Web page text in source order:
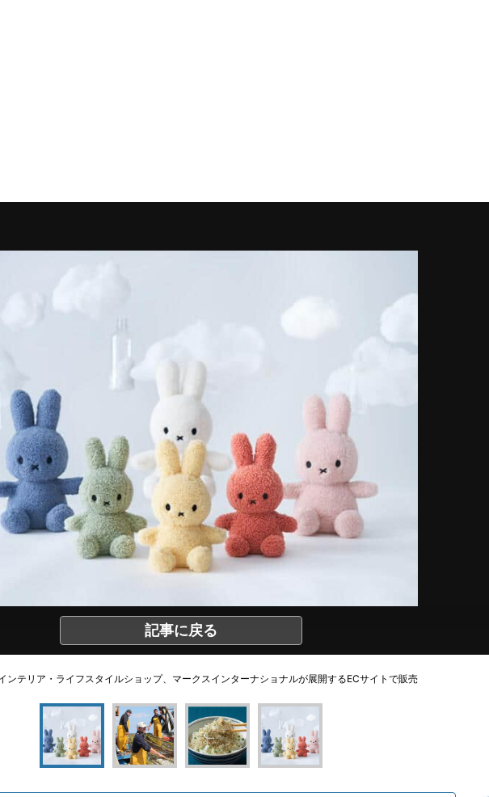
記事に戻る
ンテリア・ライフスタイルショップ、マークスインターナショナルが展開するECサイトで販売